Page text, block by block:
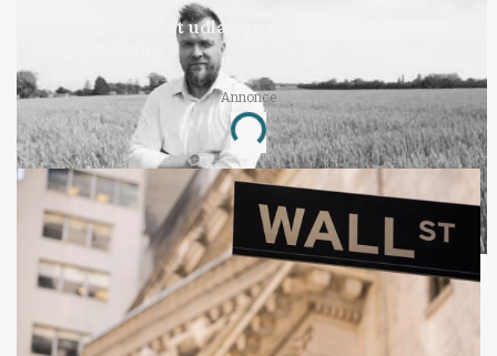
Det er en uskik at udlægge et røgslør om
Annonce
Loading...